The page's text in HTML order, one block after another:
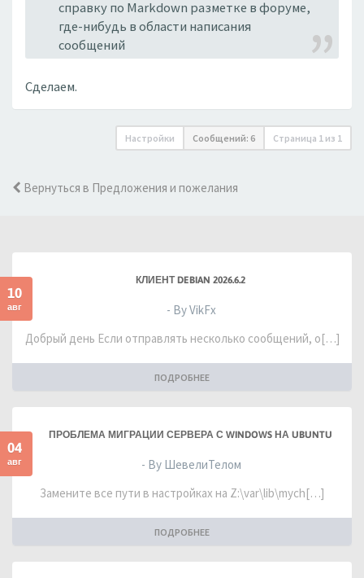
справку по Markdown разметке в форуме,
где-нибудь в области написания
сообщений
Сделаем.
Настройки Сообщений: 6 Страница 1 из 1
Вернуться в Предложения и пожелания
10
авг
КЛИЕНТ DEBIAN 2026.6.2
- By VikFx
Добрый день Если отправлять несколько сообщений, о[…]
ПОДРОБНЕЕ
04
авг
ПРОБЛЕМА МИГРАЦИИ СЕРВЕРА С WINDOWS НА UBUNTU
- By ШевелиТелом
Замените все пути в настройках на Z:\var\lib\mych[…]
ПОДРОБНЕЕ